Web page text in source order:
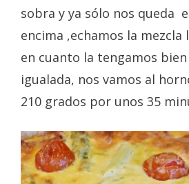
sobra y ya sólo nos queda
encima ,echamos la mezcla
en cuanto la tengamos
igualada, nos vamos al
210 grados por unos 35